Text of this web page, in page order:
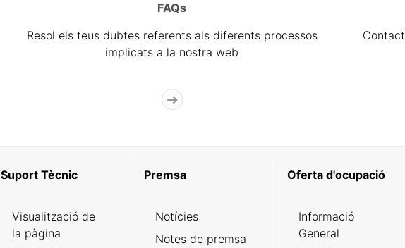
FAQs
Resol els teus dubtes referents als diferents processos
implicats a la nostra web
Suport Tècnic
Visualització de
la pàgina
Premsa
Notícies
Notes de premsa
Oferta d'ocupació
Informació
General